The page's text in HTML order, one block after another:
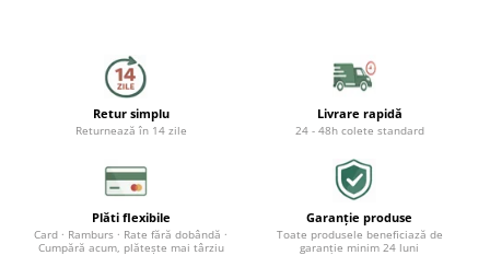
Ondulatoare
Aparate de tuns & ras
Cantare corporale
Mobilier pentru baie
Retur simplu
Returnează în 14 zile
Livrare rapidă
24 - 48h colete standard
Plăti flexibile
Card · Ramburs · Rate fără dobândă ·
Cumpără acum, plătește mai târziu
Garanție produse
Toate produsele beneficiază de
garanție minim 24 luni